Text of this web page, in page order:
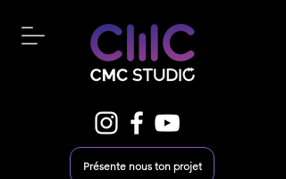
Présente nous ton projet